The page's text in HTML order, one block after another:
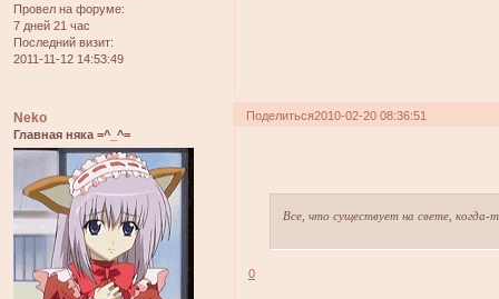
Провел на форуме:
7 дней 21 час
Последний визит:
2011-11-12 14:53:49
Поделиться2010-02-20 08:36:51
Neko
Главная няка =^_^=
Все, что существует на свете,
0